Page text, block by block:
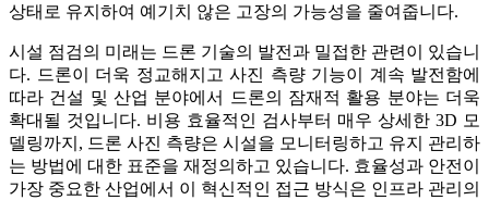
상태로 유지하여 예기치 않은 고장의 가능성을 줄여줍니다.
시설 점검의 미래는 드론 기술의 발전과 밀접한 관련이 있습니
다. 드론이 더욱 정교해지고 사진 측량 기능이 계속 발전함에
따라 건설 및 산업 분야에서 드론의 잠재적 활용 분야는 더욱
확대될 것입니다. 비용 효율적인 검사부터 매우 상세한 3D 모
델링까지, 드론 사진 측량은 시설을 모니터링하고 유지 관리하
는 방법에 대한 표준을 재정의하고 있습니다. 효율성과 안전이
가장 중요한 산업에서 이 혁신적인 접근 방식은 인프라 관리의